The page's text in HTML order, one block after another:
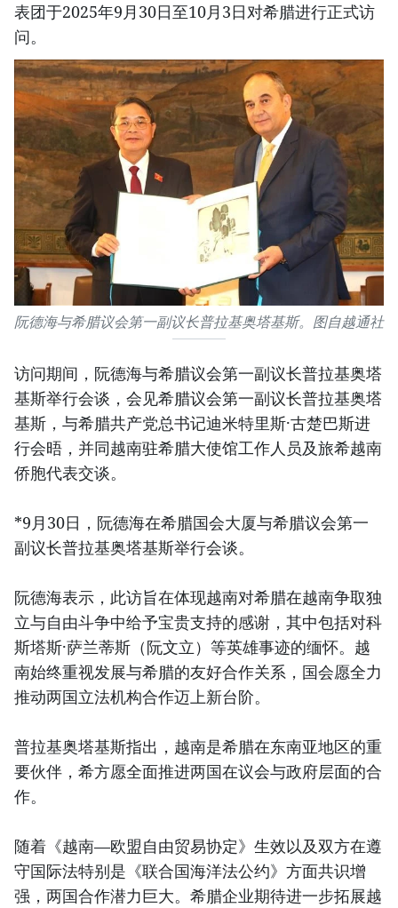
表团于2025年9月30日至10月3日对希腊进行正式访
问。
阮德海与希腊议会第一副议长普拉基奥塔基斯。图自越通社
访问期间，阮德海与希腊议会第一副议长普拉基奥塔
基斯举行会谈，会见希腊议会第一副议长普拉基奥塔
基斯，与希腊共产党总书记迪米特里斯·古楚巴斯进
行会晤，并同越南驻希腊大使馆工作人员及旅希越南
侨胞代表交谈。
*9月30日，阮德海在希腊国会大厦与希腊议会第一
副议长普拉基奥塔基斯举行会谈。
阮德海表示，此访旨在体现越南对希腊在越南争取独
立与自由斗争中给予宝贵支持的感谢，其中包括对科
斯塔斯·萨兰蒂斯（阮文立）等英雄事迹的缅怀。越
南始终重视发展与希腊的友好合作关系，国会愿全力
推动两国立法机构合作迈上新台阶。
普拉基奥塔基斯指出，越南是希腊在东南亚地区的重
要伙伴，希方愿全面推进两国在议会与政府层面的合
作。
随着《越南—欧盟自由贸易协定》生效以及双方在遵
守国际法特别是《联合国海洋法公约》方面共识增
强，两国合作潜力巨大。希腊企业期待进一步拓展越